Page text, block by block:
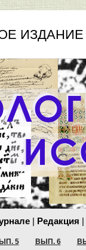
ИЗДАНИЕ
| Редакция |
5
ВЫП. 6